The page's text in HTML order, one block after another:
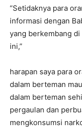
“Setidaknya para
informasi dengan
yang berkembang di
ini,”
harapan saya para
dalam berteman
dalam berteman
pergaulan dan
mengkonsumsi